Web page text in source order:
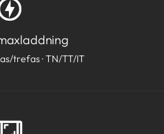
trefas · TN/TT/IT